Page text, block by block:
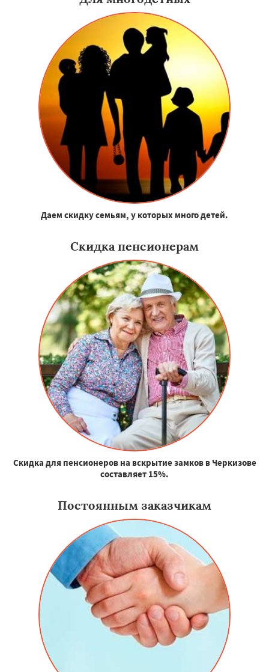
Даем скидку семьям, у которых много детей.
Скидка пенсионерам
Скидка для пенсионеров на вскрытие замков в Черкизове
составляет 15%.
Постоянным заказчикам